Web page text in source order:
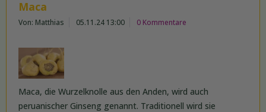
Maca
Von: Matthias 05.11.24 13:00 0 Kommentare
Maca, die Wurzelknolle aus den Anden, wird auch
peruanischer Ginseng genannt. Traditionell wird sie